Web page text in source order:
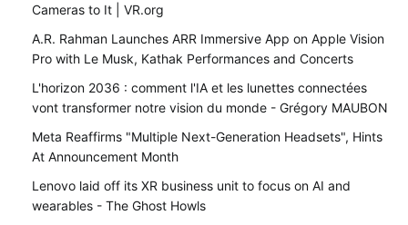
Cameras to It | VR.org
A.R. Rahman Launches ARR Immersive App on Apple Vision
Pro with Le Musk, Kathak Performances and Concerts
L'horizon 2036 : comment l'IA et les lunettes connectées
vont transformer notre vision du monde - Grégory MAUBON
Meta Reaffirms "Multiple Next-Generation Headsets", Hints
At Announcement Month
Lenovo laid off its XR business unit to focus on AI and
wearables - The Ghost Howls